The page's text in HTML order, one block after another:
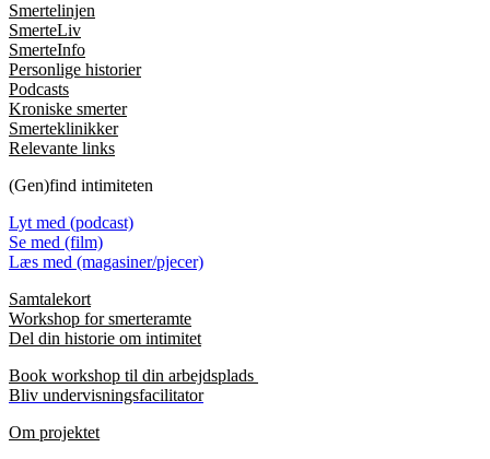
Smertelinjen
SmerteLiv
SmerteInfo
Personlige historier
Podcasts
Kroniske smerter
Smerteklinikker
Relevante links
(Gen)find intimiteten
Lyt med (podcast)
Se med (film)
Læs med (magasiner/pjecer)
Samtalekort
Workshop for smerteramte
Del din historie om intimitet
Book workshop til din arbejdsplads
Bliv undervisningsfacilitator
Om projektet